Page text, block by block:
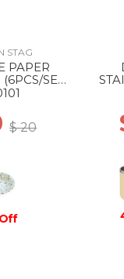
STAG
PAPER
SET)
$ 20